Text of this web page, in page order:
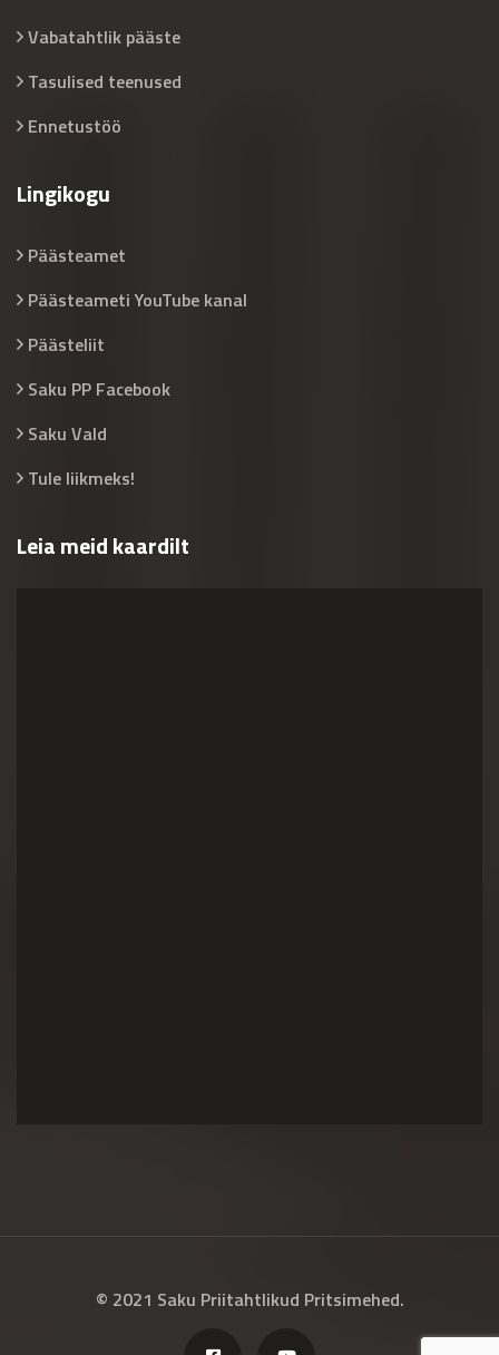
Vabatahtlik pääste
Tasulised teenused
Ennetustöö
Lingikogu
Päästeamet
Päästeameti YouTube kanal
Päästeliit
Saku PP Facebook
Saku Vald
Tule liikmeks!
Leia meid kaardilt
© 2021 Saku Priitahtlikud Pritsimehed.